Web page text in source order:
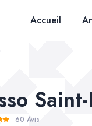
Accueil
60 Avis